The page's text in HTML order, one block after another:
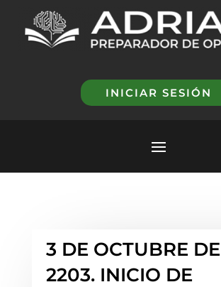
INICIAR SESIÓN
3 DE OCTUBRE DE
2203. INICIO DE